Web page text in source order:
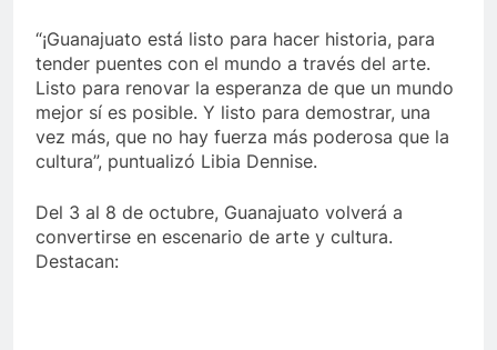
“¡Guanajuato está listo para hacer historia, para
tender puentes con el mundo a través del arte.
Listo para renovar la esperanza de que un mundo
mejor sí es posible. Y listo para demostrar, una
vez más, que no hay fuerza más poderosa que la
cultura”, puntualizó Libia Dennise.
Del 3 al 8 de octubre, Guanajuato volverá a
convertirse en escenario de arte y cultura.
Destacan: